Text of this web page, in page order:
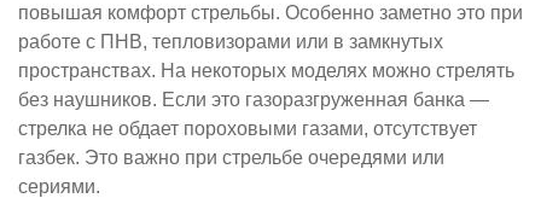
повышая комфорт стрельбы. Особенно заметно это при
работе с ПНВ, тепловизорами или в замкнутых
пространствах. На некоторых моделях можно стрелять
без наушников. Если это газоразгруженная банка —
стрелка не обдает пороховыми газами, отсутствует
газбек. Это важно при стрельбе очередями или
сериями.